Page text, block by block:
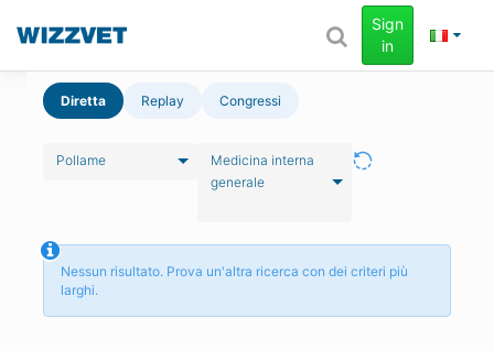
Sign
in
Diretta Replay Congressi
Pollame
Medicina interna
generale
Nessun risultato. Prova un'altra ricerca con dei criteri più
larghi.